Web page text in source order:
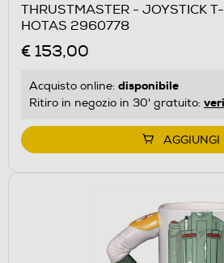
THRUSTMASTER - JOYSTICK
HOTAS 2960778
€ 153,00
Acquisto online: disponibile
Ritiro in negozio in 30' gratuito:
AGGIUNGI